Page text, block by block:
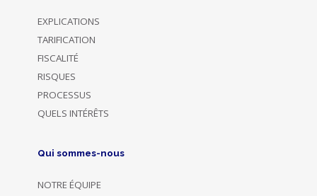
EXPLICATIONS
TARIFICATION
FISCALITÉ
RISQUES
PROCESSUS
QUELS INTÉRÊTS
Qui sommes-nous
NOTRE ÉQUIPE